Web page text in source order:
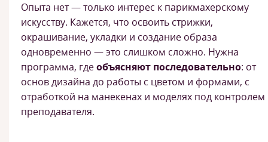
Опыта нет — только интерес к парикмахерскому
искусству. Кажется, что освоить стрижки,
окрашивание, укладки и создание образа
одновременно — это слишком сложно. Нужна
программа, гдеобъясняют последовательно: от
основ дизайна до работы с цветом и формами, с
отработкой на манекенах и моделях под контролем
преподавателя.